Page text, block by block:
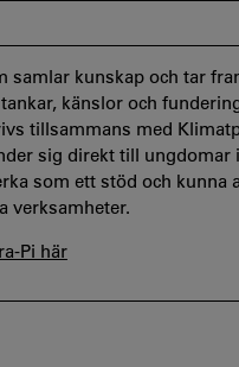
samlar kunskap och tar
känslor och
tillsammans med
sig direkt till ungdomar
som ett stöd och
verksamheter.
Pi här